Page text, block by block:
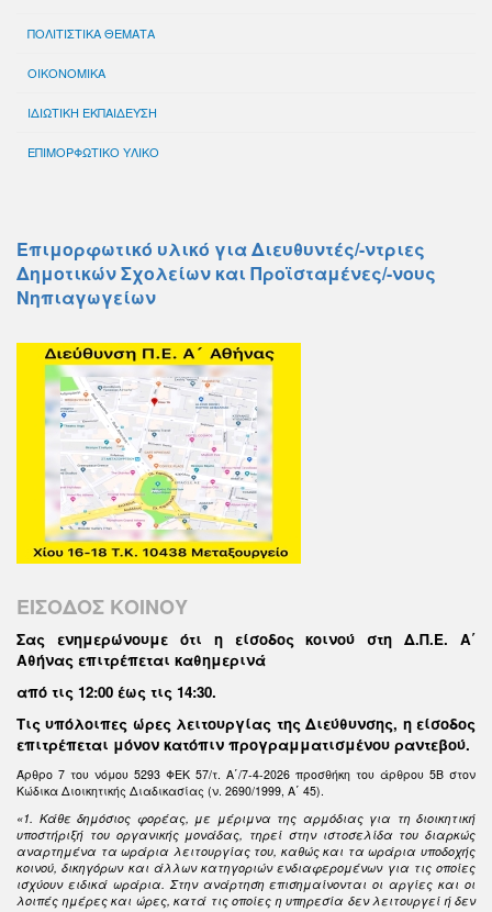
ΠΟΛΙΤΙΣΤΙΚΑ ΘΕΜΑΤΑ
ΟΙΚΟΝΟΜΙΚΑ
ΙΔΙΩΤΙΚΗ ΕΚΠΑΙΔΕΥΣΗ
ΕΠΙΜΟΡΦΩΤΙΚΟ ΥΛΙΚΟ
Επιμορφωτικό υλικό για Διευθυντές/-ντριες
Δημοτικών Σχολείων και Προϊσταμένες/-νους
Νηπιαγωγείων
ΕΙΣΟΔΟΣ ΚΟΙΝΟΥ
Σας ενημερώνουμε ότι η είσοδος κοινού στη Δ.Π.Ε. Α΄
Αθήνας επιτρέπεται καθημερινά
από τις 12:00 έως τις 14:30.
Τις υπόλοιπες ώρες λειτουργίας της Διεύθυνσης, η είσοδος
επιτρέπεται μόνον κατόπιν προγραμματισμένου ραντεβού.
Άρθρο 7 του νόμου 5293 ΦΕΚ 57/τ. Α΄/7-4-2026 προσθήκη του άρθρου 5Β στον
Κώδικα Διοικητικής Διαδικασίας (ν. 2690/1999, Α΄ 45).
«1. Κάθε δημόσιος φορέας, με μέριμνα της αρμόδιας για τη διοικητική
υποστήριξή του οργανικής μονάδας, τηρεί στην ιστοσελίδα του διαρκώς
αναρτημένα τα ωράρια λειτουργίας του, καθώς και τα ωράρια υποδοχής
κοινού, δικηγόρων και άλλων κατηγοριών ενδιαφερομένων για τις οποίες
ισχύουν ειδικά ωράρια. Στην ανάρτηση επισημαίνονται οι αργίες και οι
λοιπές ημέρες και ώρες, κατά τις οποίες η υπηρεσία δεν λειτουργεί ή δεν